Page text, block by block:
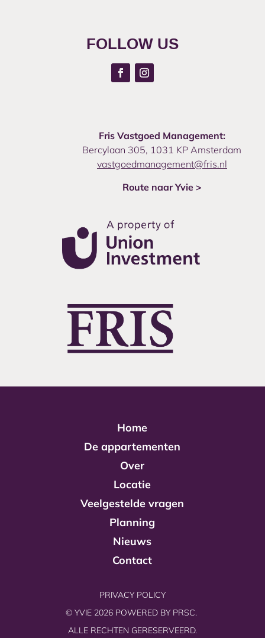
FOLLOW US
Fris Vastgoed Management:
Bercylaan 305, 1031 KP Amsterdam
vastgoedmanagement@fris.nl
Route naar Yvie >
Home
De appartementen
Over
Locatie
Veelgestelde vragen
Planning
Nieuws
Contact
PRIVACY POLICY
© YVIE 2026 POWERED BY PRSC.
ALLE RECHTEN GERESERVEERD.